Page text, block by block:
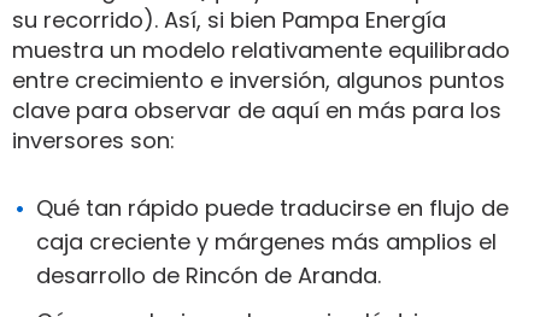
su recorrido). Así, si bien Pampa Energía
muestra un modelo relativamente equilibrado
entre crecimiento e inversión, algunos puntos
clave para observar de aquí en más para los
inversores son:
Qué tan rápido puede traducirse en flujo de
caja creciente y márgenes más amplios el
desarrollo de Rincón de Aranda.